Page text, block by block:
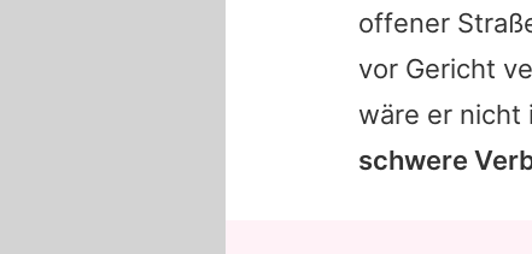
offener
vor Gericht
wäre er nicht
schwere